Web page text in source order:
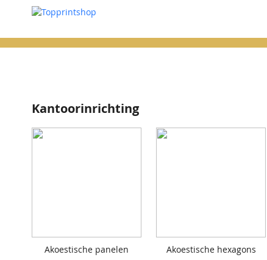
Kantoorinrichting
Akoestische panelen Akoestische hexagons